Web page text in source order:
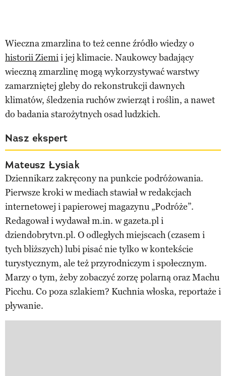
Wieczna zmarzlina to też cenne źródło wiedzy o
historii Ziemii jej klimacie. Naukowcy badający
wieczną zmarzlinę mogą wykorzystywać warstwy
zamarzniętej gleby do rekonstrukcji dawnych
klimatów, śledzenia ruchów zwierząt i roślin, a nawet
do badania starożytnych osad ludzkich.
Nasz ekspert
Mateusz Łysiak
Dziennikarz zakręcony na punkcie podróżowania.
Pierwsze kroki w mediach stawiał w redakcjach
internetowej i papierowej magazynu „Podróże”.
Redagował i wydawał m.in. w gazeta.pl i
dziendobrytvn.pl. O odległych miejscach (czasem i
tych bliższych) lubi pisać nie tylko w kontekście
turystycznym, ale też przyrodniczym i społecznym.
Marzy o tym, żeby zobaczyć zorzę polarną oraz Machu
Picchu. Co poza szlakiem? Kuchnia włoska, reportaże i
pływanie.